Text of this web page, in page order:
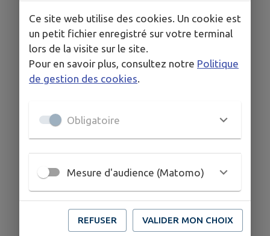
Ce site web utilise des cookies. Un cookie est
un petit fichier enregistré sur votre terminal
lors de la visite sur le site.
Pour en savoir plus, consultez notre Politique
de gestion des cookies.
Obligatoire
Mesure d'audience (Matomo)
REFUSER VALIDER MON CHOIX